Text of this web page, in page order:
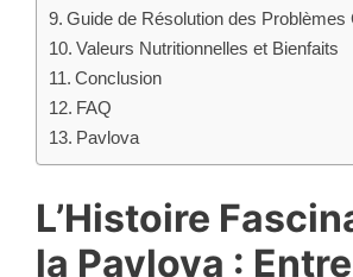
Guide de Résolution des Problèmes
Valeurs Nutritionnelles et Bienfaits
Conclusion
FAQ
Pavlova
L’Histoire
la Pavlova : Entre